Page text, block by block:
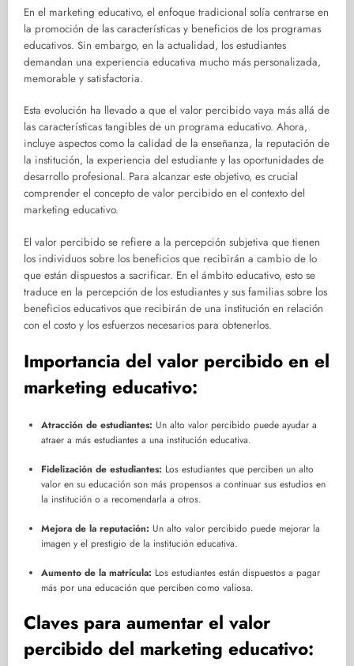
En el marketing educativo, el enfoque tradicional solía centrarse en
la promoción de las características y beneficios de los programas
educativos. Sin embargo, en la actualidad, los estudiantes
demandan una experiencia educativa mucho más personalizada,
memorable y satisfactoria.
Esta evolución ha llevado a que el valor percibido vaya más allá de
las características tangibles de un programa educativo. Ahora,
incluye aspectos como la calidad de la enseñanza, la reputación de
la institución, la experiencia del estudiante y las oportunidades de
desarrollo profesional. Para alcanzar este objetivo, es crucial
comprender el concepto de valor percibido en el contexto del
marketing educativo.
El valor percibido se refiere a la percepción subjetiva que tienen
los individuos sobre los beneficios que recibirán a cambio de lo
que están dispuestos a sacrificar. En el ámbito educativo, esto se
traduce en la percepción de los estudiantes y sus familias sobre los
beneficios educativos que recibirán de una institución en relación
con el costo y los esfuerzos necesarios para obtenerlos.
Importancia del valor percibido en el
marketing educativo:
Atracción de estudiantes: Un alto valor percibido puede ayudar a
atraer a más estudiantes a una institución educativa.
Fidelización de estudiantes: Los estudiantes que perciben un alto
valor en su educación son más propensos a continuar sus estudios en
la institución o a recomendarla a otros.
Mejora de la reputación: Un alto valor percibido puede mejorar la
imagen y el prestigio de la institución educativa.
Aumento de la matrícula: Los estudiantes están dispuestos a pagar
más por una educación que perciben como valiosa.
Claves para aumentar el valor
percibido del marketing educativo: